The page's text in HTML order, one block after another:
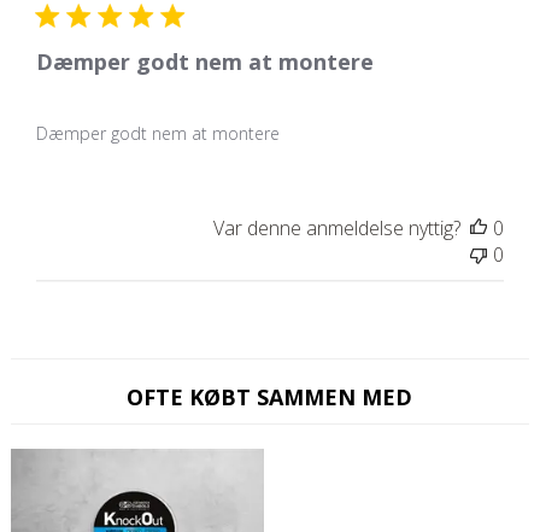
Dæmper godt nem at montere
Dæmper godt nem at montere
Var denne anmeldelse nyttig?
0
0
OFTE KØBT SAMMEN MED